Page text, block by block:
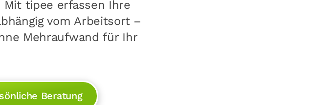
tipee erfassen Ihre
vom Arbeitsort –
Mehraufwand für Ihr
Beratung